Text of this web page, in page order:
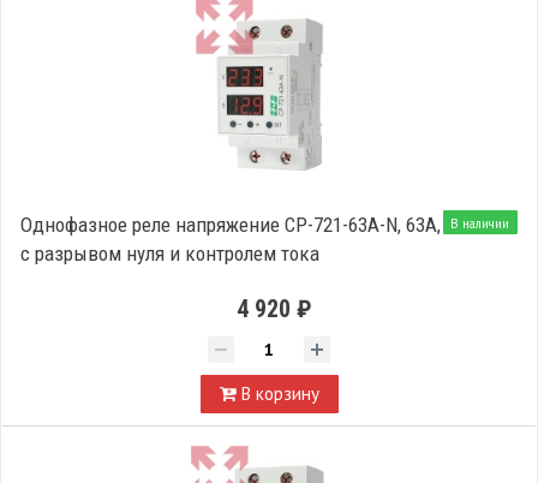
В наличии
Однофазное реле напряжение CP-721-63A-N, 63А,
с разрывом нуля и контролем тока
4 920 ₽
В корзину